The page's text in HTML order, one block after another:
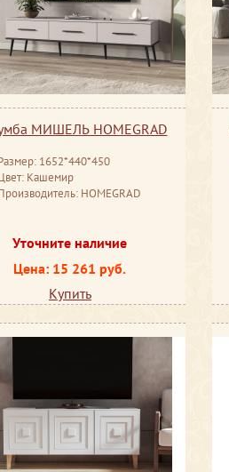
МИШЕЛЬ HOMEGRAD
1652*440*450
Кашемир
HOMEGRAD
Уточните наличие
Цена: 15 261 руб.
Купить